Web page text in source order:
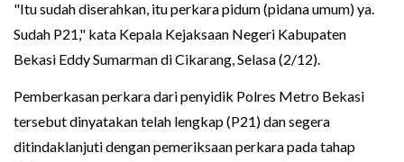
"Itu sudah diserahkan, itu perkara pidum (pidana umum) ya.
Sudah P21," kata Kepala Kejaksaan Negeri Kabupaten
Bekasi Eddy Sumarman di Cikarang, Selasa (2/12).
Pemberkasan perkara dari penyidik Polres Metro Bekasi
tersebut dinyatakan telah lengkap (P21) dan segera
ditindaklanjuti dengan pemeriksaan perkara pada tahap